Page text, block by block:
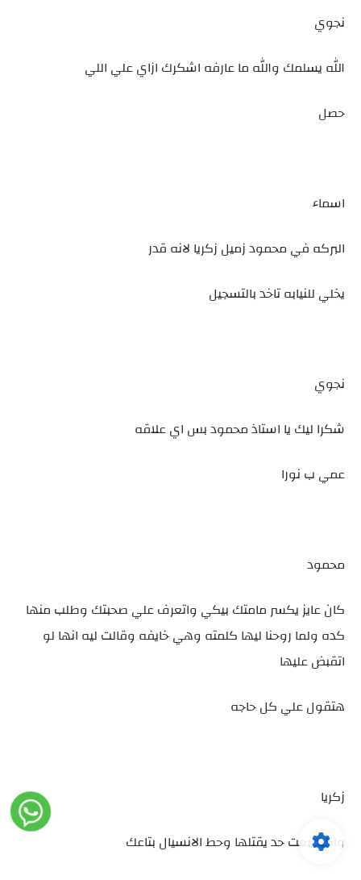
نجوي
الله يسلمك والله ما عارفه اشكرك ازاي علي اللي
حصل
اسماء
البركه في محمود زميل زكريا لانه قدر
يخلي للنيابه تاخد بالتسجيل
نجوي
شكرا ليك يا استاذ محمود بس اي علاقه
عمي ب نورا
محمود
كان عايز يكسر مامتك بيكي واتعرف علي صحبتك وطلب منها
كده ولما روحنا ليها كلمته وهي خايفه وقالت ليه انها لو
اتقبض عليها
هتقول علي كل حاجه
زكريا
واكيد بعت حد يقتلها وحط الانسيال بتاعك